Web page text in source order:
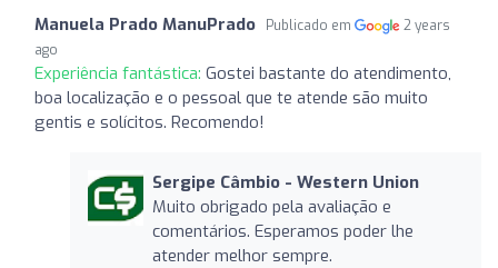
Manuela Prado ManuPrado Publicado em
2 years
ago
Experiência fantástica: Gostei bastante do atendimento,
boa localização e o pessoal que te atende são muito
gentis e solícitos. Recomendo!
Sergipe Câmbio - Western Union
Muito obrigado pela avaliação e
comentários. Esperamos poder lhe
atender melhor sempre.